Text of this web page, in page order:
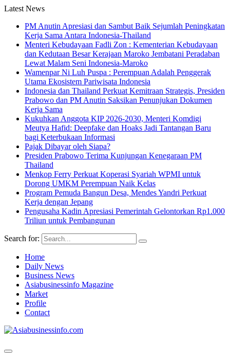
Latest News
PM Anutin Apresiasi dan Sambut Baik Sejumlah Peningkatan
Kerja Sama Antara Indonesia-Thailand
Menteri Kebudayaan Fadli Zon : Kementerian Kebudayaan
dan Kedutaan Besar Kerajaan Maroko Jembatani Peradaban
Lewat Malam Seni Indonesia-Maroko
Wamenpar Ni Luh Puspa : Perempuan Adalah Penggerak
Utama Ekosistem Pariwisata Indonesia
Indonesia dan Thailand Perkuat Kemitraan Strategis, Presiden
Prabowo dan PM Anutin Saksikan Penunjukan Dokumen
Kerja Sama
Kukuhkan Anggota KIP 2026-2030, Menteri Komdigi
Meutya Hafid: Deepfake dan Hoaks Jadi Tantangan Baru
bagi Keterbukaan Informasi
Pajak Dibayar oleh Siapa?
Presiden Prabowo Terima Kunjungan Kenegaraan PM
Thailand
Menkop Ferry Perkuat Koperasi Syariah WPMI untuk
Dorong UMKM Perempuan Naik Kelas
Program Pemuda Bangun Desa, Mendes Yandri Perkuat
Kerja dengan Jepang
Pengusaha Kadin Apresiasi Pemerintah Gelontorkan Rp1.000
Triliun untuk Pembangunan
Search for:
Home
Daily News
Business News
Asiabusinessinfo Magazine
Market
Profile
Contact